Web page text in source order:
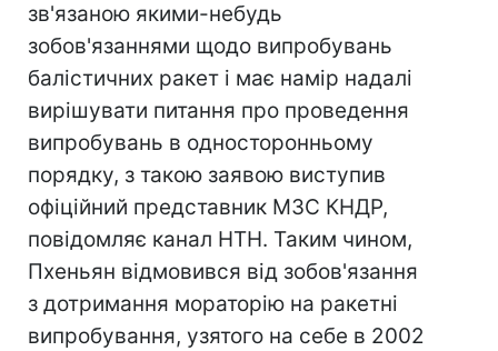
зв'язаною якими-небудь
зобов'язаннями щодо випробувань
балістичних ракет і має намір надалі
вирішувати питання про проведення
випробувань в односторонньому
порядку, з такою заявою виступив
офіційний представник МЗС КНДР,
повідомляє канал НТН. Таким чином,
Пхеньян відмовився від зобов'язання
з дотримання мораторію на ракетні
випробування, узятого на себе в 2002